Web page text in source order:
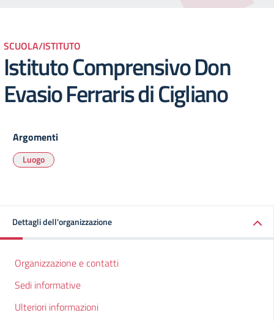
SCUOLA/ISTITUTO
Istituto Comprensivo Don
Evasio Ferraris di Cigliano
Argomenti
Luogo
Dettagli dell'organizzazione
Organizzazione e contatti
Sedi informative
Ulteriori informazioni